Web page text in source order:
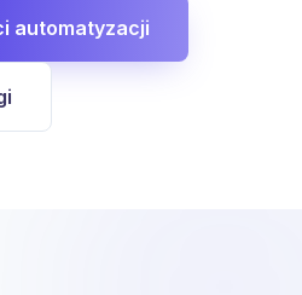
automatyzacji